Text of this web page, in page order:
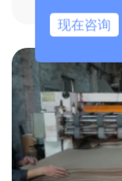
现在咨询